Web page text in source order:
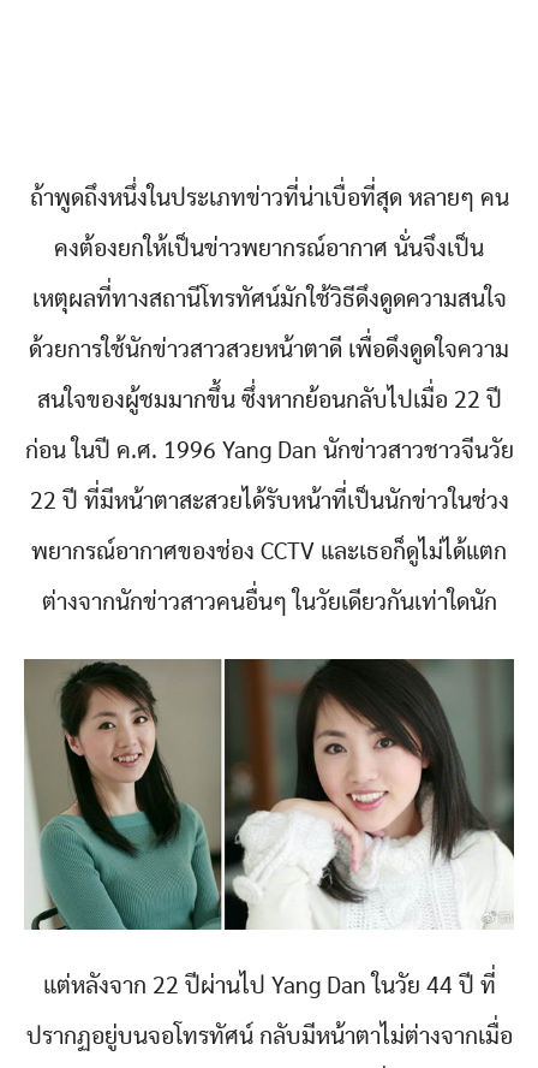
ถ้าพูดถึงหนึ่งในประเภทข่าวที่น่าเบื่อที่สุด หลายๆ คน
คงต้องยกให้เป็นข่าวพยากรณ์อากาศ นั่นจึงเป็น
เหตุผลที่ทางสถานีโทรทัศน์มักใช้วิธีดึงดูดความสนใจ
ด้วยการใช้นักข่าวสาวสวยหน้าตาดี เพื่อดึงดูดใจความ
สนใจของผู้ชมมากขึ้น ซึ่งหากย้อนกลับไปเมื่อ 22 ปี
ก่อน ในปี ค.ศ. 1996 Yang Dan นักข่าวสาวชาวจีนวัย
22 ปี ที่มีหน้าตาสะสวยได้รับหน้าที่เป็นนักข่าวในช่วง
พยากรณ์อากาศของช่อง CCTV และเธอก็ดูไม่ได้แตก
ต่างจากนักข่าวสาวคนอื่นๆ ในวัยเดียวกันเท่าใดนัก
แต่หลังจาก 22 ปีผ่านไป Yang Dan ในวัย 44 ปี ที่
ปรากฏอยู่บนจอโทรทัศน์ กลับมีหน้าตาไม่ต่างจากเมื่อ